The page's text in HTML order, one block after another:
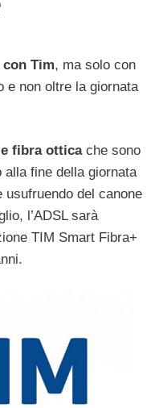
Tim, ma solo con
e non oltre la giornata
fibra ottica che sono
fine della giornata
del canone
l’ADSL sarà
TIM Smart Fibra+